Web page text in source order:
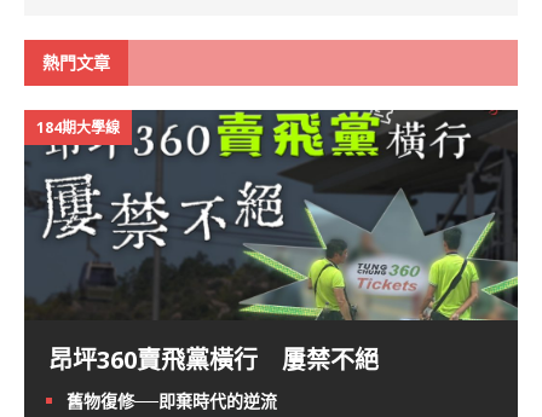
熱門文章
184期大學線
昂坪360賣飛黨橫行 屢禁不絕
舊物復修──即棄時代的逆流